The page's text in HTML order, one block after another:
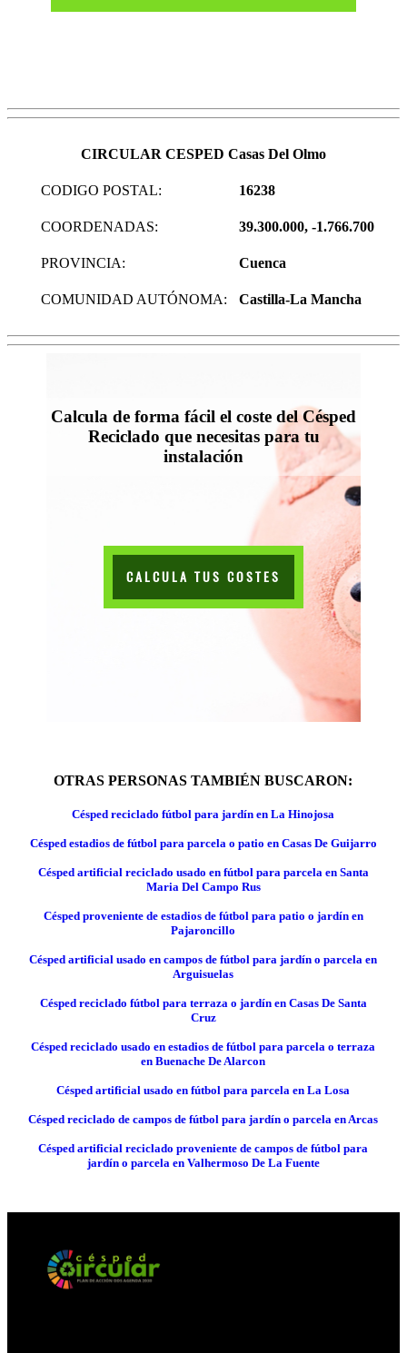
CIRCULAR CESPED Casas Del Olmo
CODIGO POSTAL: 16238
COORDENADAS: 39.300.000, -1.766.700
PROVINCIA: Cuenca
COMUNIDAD AUTÓNOMA: Castilla-La Mancha
Calcula de forma fácil el coste del Césped
Reciclado que necesitas para tu
instalación
CALCULA TUS COSTES
OTRAS PERSONAS TAMBIÉN BUSCARON:
Césped reciclado fútbol para jardín en La Hinojosa
Césped estadios de fútbol para parcela o patio en Casas De Guijarro
Césped artificial reciclado usado en fútbol para parcela en Santa
Maria Del Campo Rus
Césped proveniente de estadios de fútbol para patio o jardín en
Pajaroncillo
Césped artificial usado en campos de fútbol para jardín o parcela en
Arguisuelas
Césped reciclado fútbol para terraza o jardín en Casas De Santa
Cruz
Césped reciclado usado en estadios de fútbol para parcela o terraza
en Buenache De Alarcon
Césped artificial usado en fútbol para parcela en La Losa
Césped reciclado de campos de fútbol para jardín o parcela en Arcas
Césped artificial reciclado proveniente de campos de fútbol para
jardín o parcela en Valhermoso De La Fuente